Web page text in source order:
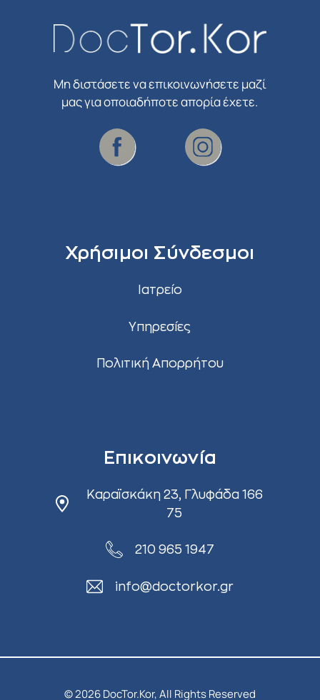
Μη διστάσετε να επικοινωνήσετε μαζί
μας για οποιαδήποτε απορία έχετε.
Χρήσιμοι Σύνδεσμοι
Ιατρείο
Υπηρεσίες
Πολιτική Απορρήτου
Επικοινωνία
Καραϊσκάκη 23, Γλυφάδα 166
75
210 965 1947
info@doctorkor.gr
© 2026 DocTor.Kor, All Rights Reserved